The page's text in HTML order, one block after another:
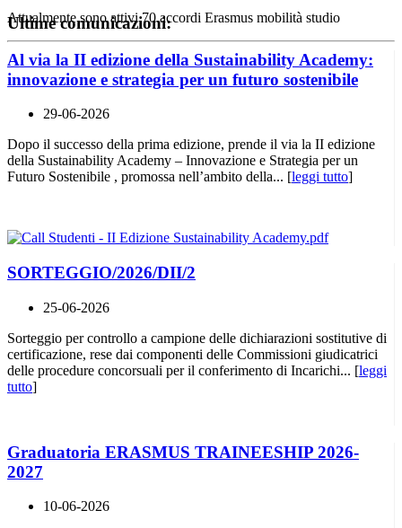
Attualmente sono attivi 70 accordi Erasmus mobilità studio
Ultime comunicazioni:
Al via la II edizione della Sustainability Academy:
innovazione e strategia per un futuro sostenibile
29-06-2026
Dopo il successo della prima edizione, prende il via la II edizione
della Sustainability Academy – Innovazione e Strategia per un
Futuro Sostenibile , promossa nell’ambito della... [leggi tutto]
SORTEGGIO/2026/DII/2
25-06-2026
Sorteggio per controllo a campione delle dichiarazioni sostitutive di
certificazione, rese dai componenti delle Commissioni giudicatrici
delle procedure concorsuali per il conferimento di Incarichi... [leggi
tutto]
Graduatoria ERASMUS TRAINEESHIP 2026-
2027
10-06-2026